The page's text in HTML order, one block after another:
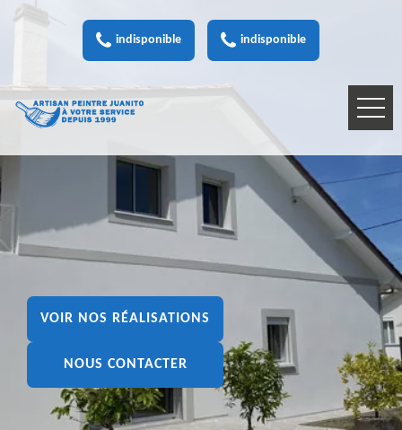
indisponible indisponible
VOIR NOS RÉALISATIONS
NOUS CONTACTER